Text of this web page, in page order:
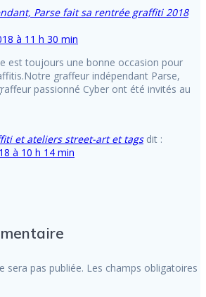
Parse fait sa rentrée graffiti 2018
à 11 h 30 min
est toujours une bonne occasion pour
graffeur indépendant Parse,
passionné Cyber ont été invités au
et ateliers street-art et tags dit :
à 10 h 14 min
sera pas publiée. Les champs obligatoires